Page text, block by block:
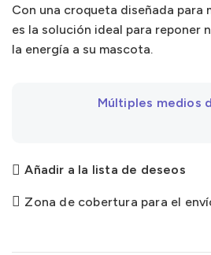
Con una croqueta diseñada para
es la solución ideal para reponer
la energía a su mascota.
Múltiples medios
Añadir a la lista de deseos
Zona de cobertura para el